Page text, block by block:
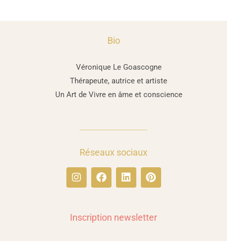
Bio
Véronique Le Goascogne
Thérapeute, autrice et artiste
Un Art de Vivre en âme et conscience
Réseaux sociaux
Inscription newsletter